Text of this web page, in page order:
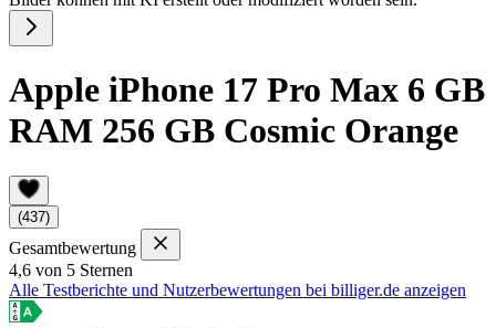
Apple iPhone 17 Pro Max 6 GB
RAM 256 GB Cosmic Orange
(437)
Gesamtbewertung
4,6 von 5 Sternen
Alle Testberichte und Nutzerbewertungen bei billiger.de anzeigen